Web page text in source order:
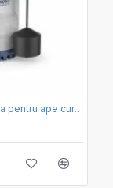
Pompa submersibila pentru ape curate PEDROLLO TOP 2-GM